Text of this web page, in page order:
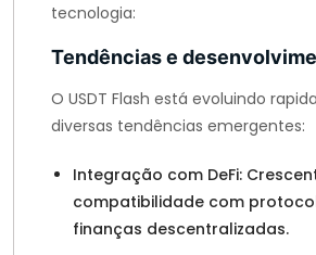
tecnologia:
Tendências e
O USDT Flash está evoluindo
diversas tendências emergentes:
Integração com DeFi:
compatibilidade com
finanças descentralizadas.